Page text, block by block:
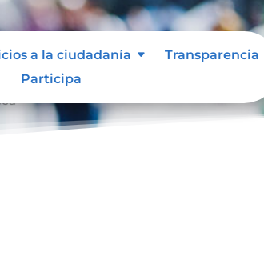
a la ciudadanía
Transparencia
Participa